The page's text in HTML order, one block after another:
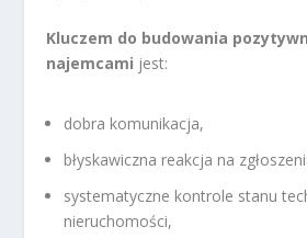
Kluczem do budowania
najemcami jest:
dobra komunikacja,
błyskawiczna reakcja na
systematyczne kontrole stanu
nieruchomości,